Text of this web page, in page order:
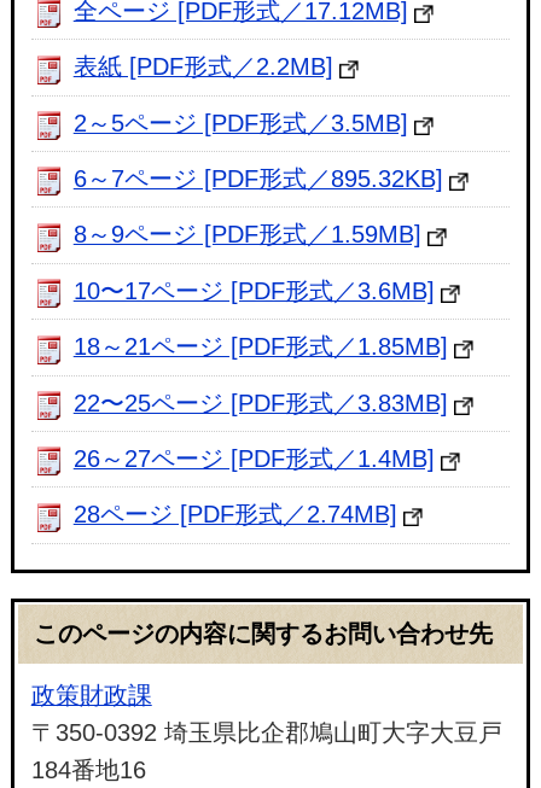
全ページ [PDF形式／17.12MB]
表紙 [PDF形式／2.2MB]
2～5ページ [PDF形式／3.5MB]
6～7ページ [PDF形式／895.32KB]
8～9ページ [PDF形式／1.59MB]
10〜17ページ [PDF形式／3.6MB]
18～21ページ [PDF形式／1.85MB]
22〜25ページ [PDF形式／3.83MB]
26～27ページ [PDF形式／1.4MB]
28ページ [PDF形式／2.74MB]
このページの内容に関するお問い合わせ先
政策財政課
〒350-0392 埼玉県比企郡鳩山町大字大豆戸
184番地16